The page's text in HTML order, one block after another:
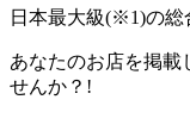
日本最大級(※1)の総
あなたのお店を掲載
せんか？!